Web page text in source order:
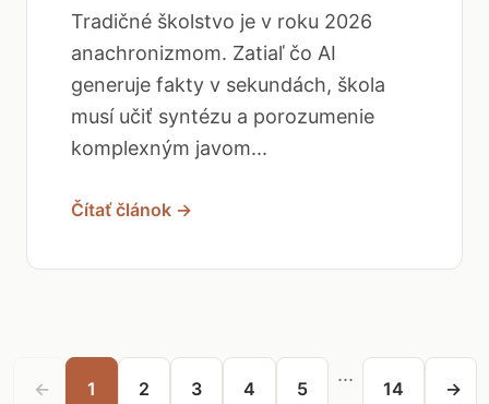
Tradičné školstvo je v roku 2026
anachronizmom. Zatiaľ čo AI
generuje fakty v sekundách, škola
musí učiť syntézu a porozumenie
komplexným javom...
Čítať článok →
← 1 2 3 4 5
...
14 →